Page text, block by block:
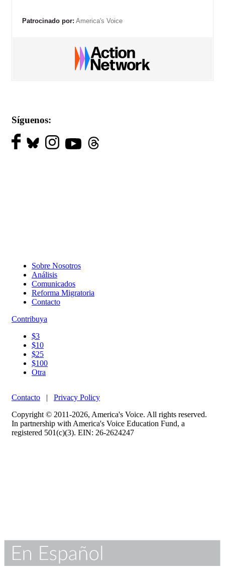
Patrocinado por: America's Voice
Síguenos:
Sobre Nosotros
Análisis
Comunicados
Reforma Migratoria
Contacto
Contribuya
$3
$10
$25
$100
Otra
Contacto | Privacy Policy
Copyright © 2011-2026, America's Voice. All rights reserved.
In partnership with America's Voice Education Fund, a
registered 501(c)(3). EIN: 26-2624247